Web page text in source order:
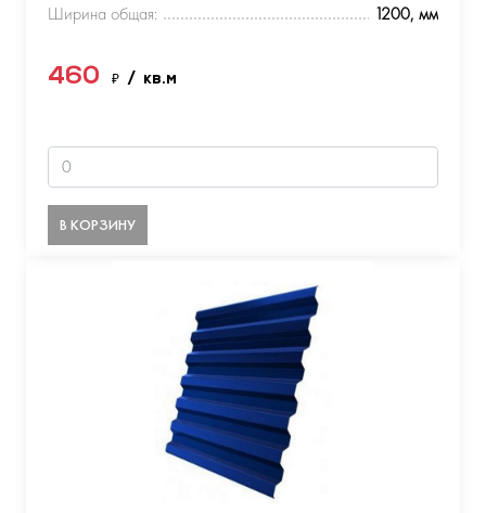
Ширина общая:
1200, мм
460 ₽ / кв.м
В КОРЗИНУ